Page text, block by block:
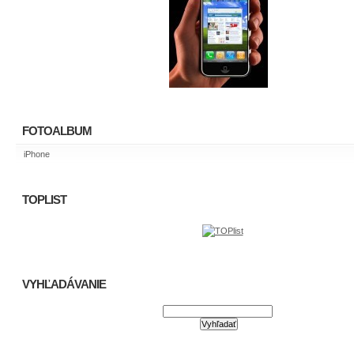
FOTOALBUM
iPhone
TOPLIST
VYHĽADÁVANIE